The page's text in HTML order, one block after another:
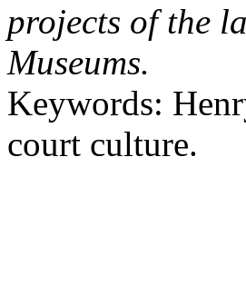
projects of the
Museums.
Keywords:
court culture.